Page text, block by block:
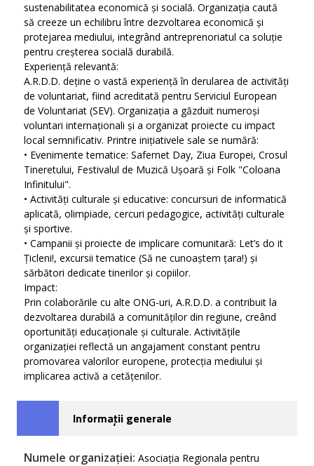
sustenabilitatea economică și socială. Organizația caută
să creeze un echilibru între dezvoltarea economică și
protejarea mediului, integrând antreprenoriatul ca soluție
pentru creșterea socială durabilă.
Experiență relevantă:
A.R.D.D. deține o vastă experiență în derularea de activități
de voluntariat, fiind acreditată pentru Serviciul European
de Voluntariat (SEV). Organizația a găzduit numeroși
voluntari internaționali și a organizat proiecte cu impact
local semnificativ. Printre inițiativele sale se numără:
• Evenimente tematice: Safernet Day, Ziua Europei, Crosul
Tineretului, Festivalul de Muzică Ușoară și Folk "Coloana
Infinitului".
• Activități culturale și educative: concursuri de informatică
aplicată, olimpiade, cercuri pedagogice, activități culturale
și sportive.
• Campanii și proiecte de implicare comunitară: Let’s do it
Țicleni!, excursii tematice (Să ne cunoaștem țara!) și
sărbători dedicate tinerilor și copiilor.
Impact:
Prin colaborările cu alte ONG-uri, A.R.D.D. a contribuit la
dezvoltarea durabilă a comunităților din regiune, creând
oportunități educaționale și culturale. Activitățile
organizației reflectă un angajament constant pentru
promovarea valorilor europene, protecția mediului și
implicarea activă a cetățenilor.
Informații generale
Numele organizației: Asociația Regionala pentru